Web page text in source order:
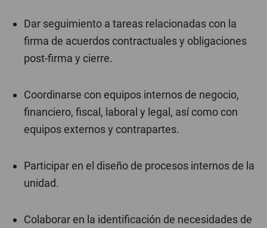
Dar seguimiento a tareas relacionadas con la
firma de acuerdos contractuales y obligaciones
post-firma y cierre.
Coordinarse con equipos internos de negocio,
financiero, fiscal, laboral y legal, así como con
equipos externos y contrapartes.
Participar en el diseño de procesos internos de la
unidad.
Colaborar en la identificación de necesidades de